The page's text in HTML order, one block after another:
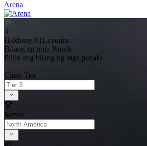
Arena
4
Hakbang 01 Layunin
Bilang ng mga Panalo
Piliin ang bilang ng mga panalo
Clash Tier
Server